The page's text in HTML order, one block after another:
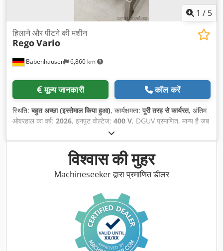
1 / 5
Babenhausen 6,860 km
हिलाने और पीटने की मशीन
RegoVario
मूल्य जानकारी कॉल करें
स्थिति:बहुत अच्छा (इस्तेमाल किया हुआ), कार्यक्षमता:पूरी तरह से कार्यरत, अंतिम
ओवरहाल का वर्ष: 2026, इनपुट वोल्टेज: 400 V, DGUV प्रमाणित, मान्य है जब
258 किग्रा, इलेक्ट्रिकल फ्यूज:
आवृत्ति:50 Hz, खाली वजन:258 किग्रा,
विश्वास की मुहर
Machineseeker द्वारा प्रमाणित डीलर